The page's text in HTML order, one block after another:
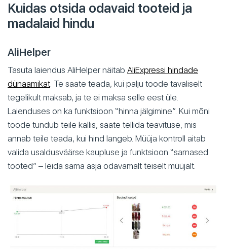
Kuidas otsida odavaid tooteid ja
madalaid hindu
AliHelper
Tasuta laiendus AliHelper näitab AliExpressi hindade
dünaamikat. Te saate teada, kui palju toode tavaliselt
tegelikult maksab, ja te ei maksa selle eest üle.
Laienduses on ka funktsioon “hinna jälgimine”. Kui mõni
toode tundub teile kallis, saate tellida teavituse, mis
annab teile teada, kui hind langeb. Müüja kontroll aitab
valida usaldusväärse kaupluse ja funktsioon “sarnased
tooted” – leida sama asja odavamalt teiselt müüjalt.